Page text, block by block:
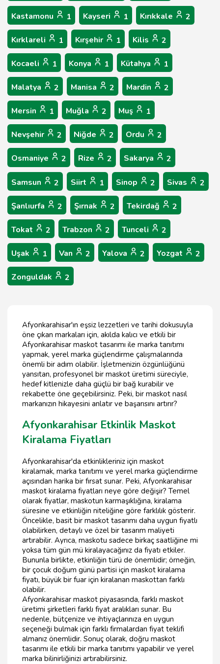
Kastamonu 1 Kayseri 1 Kırıkkale 2
Kırklareli 1 Kırşehir 1 Kilis 2
Kocaeli 1 Konya 1 Kütahya 1
Malatya 2 Manisa 2 Mardin 2
Mersin 1 Muğla 2 Muş 1
Nevşehir 2 Niğde 2 Ordu 2
Osmaniye 2 Rize 2 Sakarya 2
Samsun 2 Siirt 1 Sinop 2 Sivas 2
Şanlıurfa 2 Şırnak 2 Tekirdağ 2
Tokat 2 Trabzon 2 Tunceli 2
Uşak 1 Van 2 Yalova 2 Yozgat 2
Zonguldak 2
Afyonkarahisar'ın eşsiz lezzetleri ve tarihi dokusuyla
öne çıkan markaları için, akılda kalıcı ve etkili bir
Afyonkarahisar maskot tasarımı ile marka tanıtımı
yapmak, yerel marka güçlendirme çalışmalarında
önemli bir adım olabilir. İşletmenizin özgünlüğünü
yansıtan, profesyonel bir maskot üretimi süreciyle,
hedef kitlenizle daha güçlü bir bağ kurabilir ve
rekabette öne geçebilirsiniz. Peki, bir maskot nasıl
markanızın hikayesini anlatır ve başarısını artırır?
Afyonkarahisar Etkinlik Maskot
Kiralama Fiyatları
Afyonkarahisar'da etkinlikleriniz için maskot
kiralamak, marka tanıtımı ve yerel marka güçlendirme
açısından harika bir fırsat sunar. Peki, Afyonkarahisar
maskot kiralama fiyatları neye göre değişir? Temel
olarak fiyatlar, maskotun karmaşıklığına, kiralama
süresine ve etkinliğin niteliğine göre farklılık gösterir.
Öncelikle, basit bir maskot tasarımı daha uygun fiyatlı
olabilirken, detaylı ve özel bir tasarım maliyeti
artırabilir. Ayrıca, maskotu sadece birkaç saatliğine mi
yoksa tüm gün mü kiralayacağınız da fiyatı etkiler.
Bununla birlikte, etkinliğin türü de önemlidir; örneğin,
bir çocuk doğum günü partisi için maskot kiralama
fiyatı, büyük bir fuar için kiralanan maskottan farklı
olabilir.
Afyonkarahisar maskot piyasasında, farklı maskot
üretimi şirketleri farklı fiyat aralıkları sunar. Bu
nedenle, bütçenize ve ihtiyaçlarınıza en uygun
seçeneği bulmak için farklı firmalardan fiyat teklifi
almanız önemlidir. Sonuç olarak, doğru maskot
tasarımı ile etkili bir marka tanıtımı yapabilir ve yerel
marka bilinirliğinizi artırabilirsiniz.